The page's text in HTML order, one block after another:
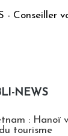
- Conseiller
NEWS
: Hanoï
tourisme